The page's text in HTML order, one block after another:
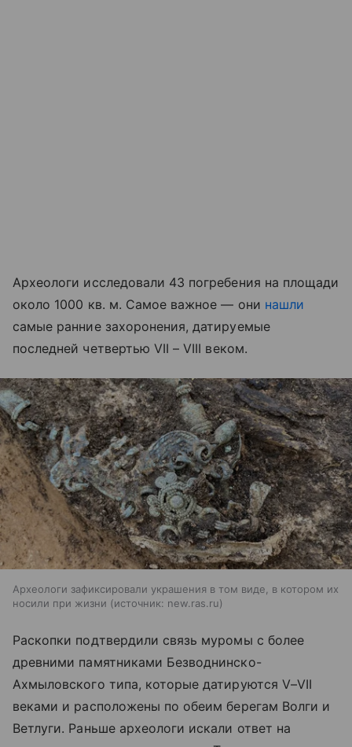
Археологи исследовали 43 погребения на площади
около 1000 кв. м. Самое важное — они нашли
самые ранние захоронения, датируемые
последней четвертью VII – VIII веком.
Археологи зафиксировали украшения в том виде, в котором их
носили при жизни
источник: new.ras.ru
Раскопки подтвердили связь муромы с более
древними памятниками Безводнинско-
Ахмыловского типа, которые датируются V–VII
веками и расположены по обеим берегам Волги и
Ветлуги. Раньше археологи искали ответ на